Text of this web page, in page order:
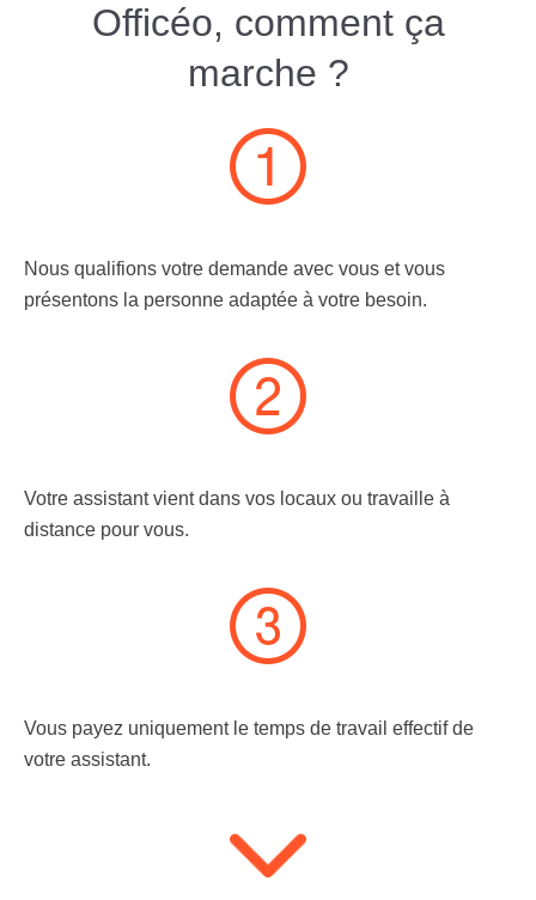
Officéo, comment ça
marche ?
Nous qualifions votre demande avec vous et vous
présentons la personne adaptée à votre besoin.
Votre assistant vient dans vos locaux ou travaille à
distance pour vous.
Vous payez uniquement le temps de travail effectif de
votre assistant.